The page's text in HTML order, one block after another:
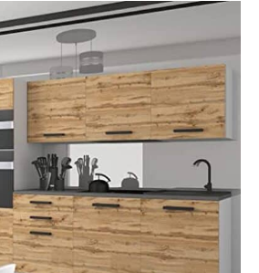
PRO++ & LONGÉVITÉ – Les
chants en polymère ABS
résistants protègent
toutes les arêtes et
surfaces contre les
rayures, les chocs et
l’usure. Le système PRO+
prolonge
significativement la durée
de vie des meubles de
cuisine et garantit une
qualité durable. SYSTÈME
NEXUS ALUMINIUM &
DESIGN – Poignées haut